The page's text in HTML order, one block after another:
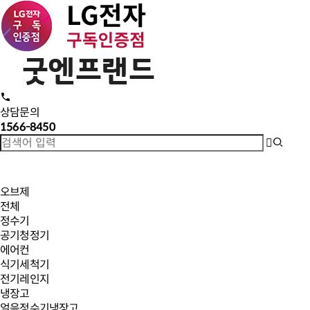
상담문의
1566-8450
오브제
전체
정수기
공기청정기
에어컨
식기세척기
전기레인지
냉장고